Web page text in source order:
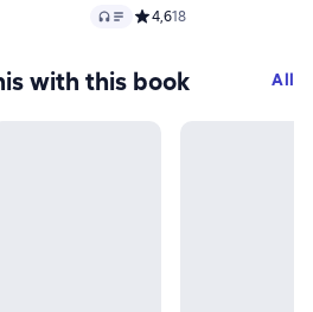
основе 36 оценок
Audio Средний рейтинг 4,6 на
4,618
with this book All